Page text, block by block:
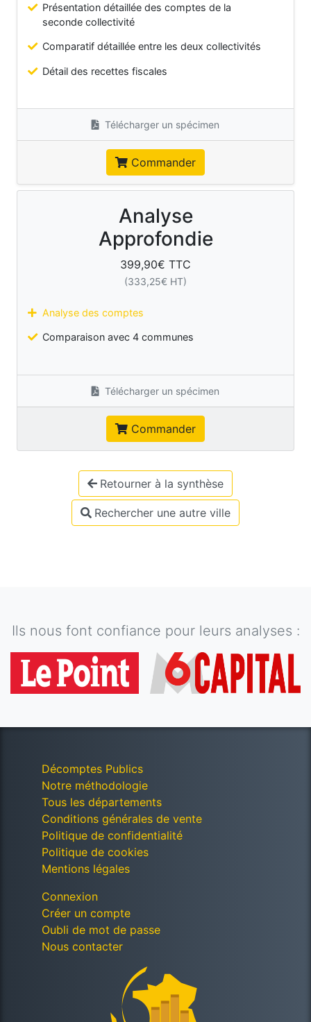
Présentation détaillée des comptes de la
seconde collectivité
Comparatif détaillée entre les deux collectivités
Détail des recettes fiscales
Télécharger un spécimen
Commander
Analyse
Approfondie
399,90€ TTC
(333,25€ HT)
Analyse des comptes
Comparaison avec 4 communes
Télécharger un spécimen
Commander
Retourner à la synthèse
Rechercher une autre ville
Ils nous font confiance pour leurs analyses :
Décomptes Publics
Notre méthodologie
Tous les départements
Conditions générales de vente
Politique de confidentialité
Politique de cookies
Mentions légales
Connexion
Créer un compte
Oubli de mot de passe
Nous contacter